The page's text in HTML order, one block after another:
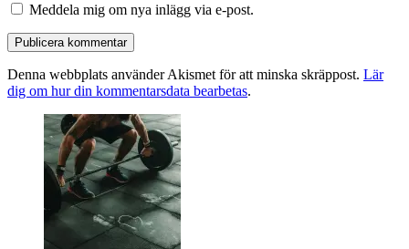
Meddela mig om nya inlägg via e-post.
Denna webbplats använder Akismet för att minska skräppost. Lär
dig om hur din kommentarsdata bearbetas.
Primära
sidofältet
Widget
område